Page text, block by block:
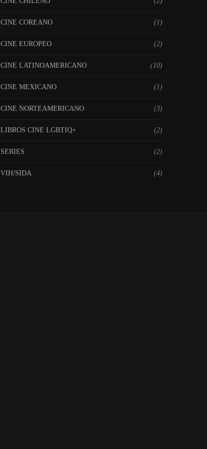
CINE COREANO (1)
CINE EUROPEO (2)
CINE LATINOAMERICANO (10)
CINE MEXICANO (1)
CINE NORTEAMERICANO (3)
LIBROS CINE LGBTIQ+ (2)
SERIES (2)
VIH/SIDA (4)